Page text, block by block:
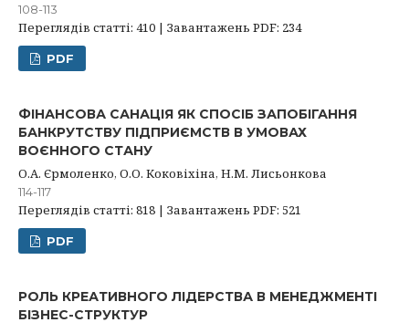
108-113
Переглядів статті: 410 | Завантажень PDF: 234
PDF
ФІНАНСОВА САНАЦІЯ ЯК СПОСІБ ЗАПОБІГАННЯ
БАНКРУТСТВУ ПІДПРИЄМСТВ В УМОВАХ
ВОЄННОГО СТАНУ
О.А. Єрмоленко, О.О. Коковіхіна, Н.М. Лисьонкова
114-117
Переглядів статті: 818 | Завантажень PDF: 521
PDF
РОЛЬ КРЕАТИВНОГО ЛІДЕРСТВА В МЕНЕДЖМЕНТІ
БІЗНЕС-СТРУКТУР